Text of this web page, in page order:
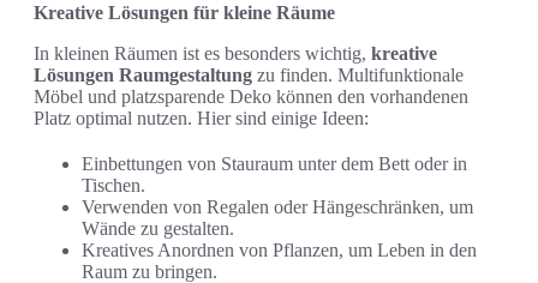
Kreative Lösungen für kleine Räume
In kleinen Räumen ist es besonders wichtig, kreative
Lösungen Raumgestaltung zu finden. Multifunktionale
Möbel und platzsparende Deko können den vorhandenen
Platz optimal nutzen. Hier sind einige Ideen:
Einbettungen von Stauraum unter dem Bett oder in
Tischen.
Verwenden von Regalen oder Hängeschränken, um
Wände zu gestalten.
Kreatives Anordnen von Pflanzen, um Leben in den
Raum zu bringen.